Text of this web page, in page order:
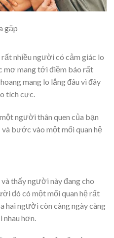
gặp
nhiều người có cảm giác lo
mơ mang tới điềm báo rất
mang lo lắng đâu vì đây
tích cực.
người thân quen của bạn
bước vào một mối quan hệ
thấy người này đang cho
đó có một mối quan hệ rất
hai người còn càng ngày càng
hơn.